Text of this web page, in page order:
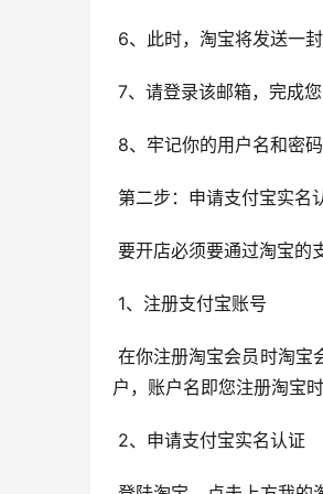
6、此时，淘宝将发送一
7、请登录该邮箱，完成您
8、牢记你的用户名和密
第二步：申请支付宝实名
要开店必须要通过淘宝的
1、注册支付宝账号
在你注册淘宝会员时淘宝会自动送你一个支付宝账号，注册淘宝成功的页面右下角，系统会提供您一个绑定的支付宝账
户，账户名即您注册淘宝
2、申请支付宝实名认证